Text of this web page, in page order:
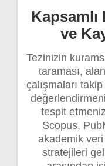
Kapsamlı
ve
Tezinizin
taraması,
çalışmaları
tespit
Scopus,
akademik
stratejileri